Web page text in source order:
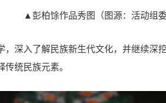
▲彭柏馀作品秀图（图源：活动组
，深入了解民族新生代文化，并继续深
统民族元素。